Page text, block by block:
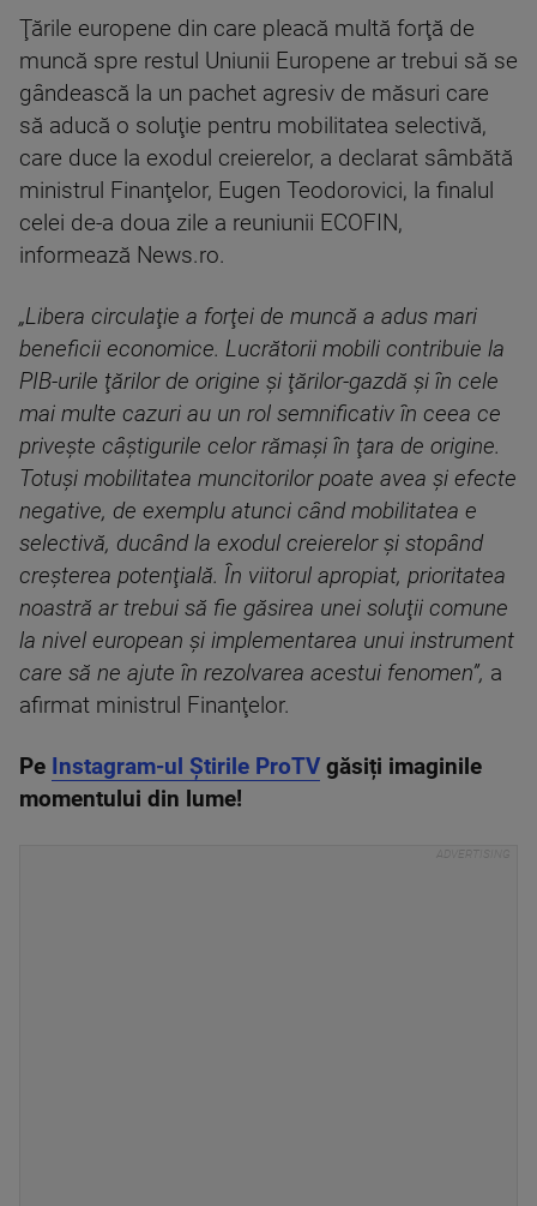
Ţările europene din care pleacă multă forţă de
muncă spre restul Uniunii Europene ar trebui să se
gândească la un pachet agresiv de măsuri care
să aducă o soluţie pentru mobilitatea selectivă,
care duce la exodul creierelor, a declarat sâmbătă
ministrul Finanţelor, Eugen Teodorovici, la finalul
celei de-a doua zile a reuniunii ECOFIN,
informează News.ro.
„Libera circulaţie a forţei de muncă a adus mari
beneficii economice. Lucrătorii mobili contribuie la
PIB-urile ţărilor de origine şi ţărilor-gazdă şi în cele
mai multe cazuri au un rol semnificativ în ceea ce
priveşte câştigurile celor rămaşi în ţara de origine.
Totuşi mobilitatea muncitorilor poate avea şi efecte
negative, de exemplu atunci când mobilitatea e
selectivă, ducând la exodul creierelor şi stopând
creşterea potenţială. În viitorul apropiat, prioritatea
noastră ar trebui să fie găsirea unei soluţii comune
la nivel european şi implementarea unui instrument
care să ne ajute în rezolvarea acestui fenomen”, a
afirmat ministrul Finanţelor.
Pe Instagram-ul Știrile ProTV găsiți imaginile
momentului din lume!